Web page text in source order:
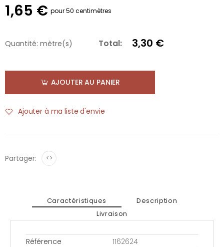
1,65 € pour 50 centimètres
Quantité: mètre(s) Total: 3,30 €
AJOUTER AU PANIER
Ajouter à ma liste d'envie
Partager: <>
Caractéristiques
Description
Livraison
Référence
1162624